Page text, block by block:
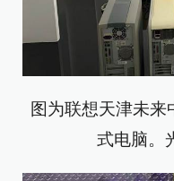
图为联想天津未来
式电脑。